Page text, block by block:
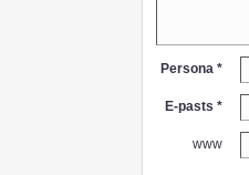
Persona *
E-pasts *
www